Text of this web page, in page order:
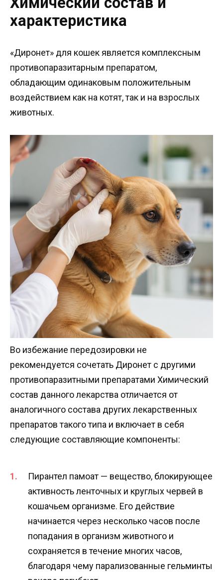
характеристика
«Диронет» для кошек является комплексным
противопаразитарным препаратом,
обладающим одинаковым положительным
воздействием как на котят, так и на взрослых
животных.
Во избежание передозировки не
рекомендуется сочетать Диронет с другими
противопаразитными препаратами Химический
состав данного лекарства отличается от
аналогичного состава других лекарственных
препаратов такого типа и включает в себя
следующие составляющие компоненты:
Пирантел памоат — вещество, блокирующее
активность ленточных и круглых червей в
кошачьем организме. Его действие
начинается через несколько часов после
попадания в организм животного и
сохраняется в течение многих часов,
благодаря чему парализованные гельминты